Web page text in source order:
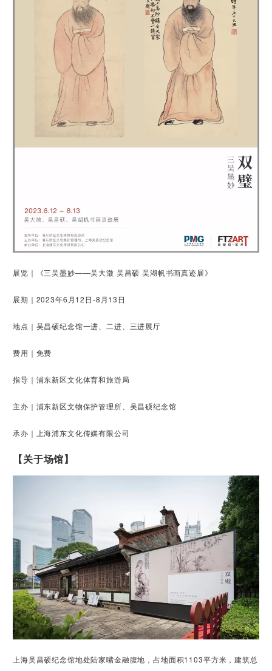
展览｜《三吴墨妙——吴大澂 吴昌硕 吴湖帆书画真迹展》
展期｜2023年6月12日-8月13日
地点｜吴昌硕纪念馆一进、二进、三进展厅
费用｜免费
指导｜浦东新区文化体育和旅游局
主办｜浦东新区文物保护管理所、吴昌硕纪念馆
承办｜上海浦东文化传媒有限公司
【关于场馆】
上海吴昌硕纪念馆地处陆家嘴金融腹地，占地面积1103平方米，建筑总